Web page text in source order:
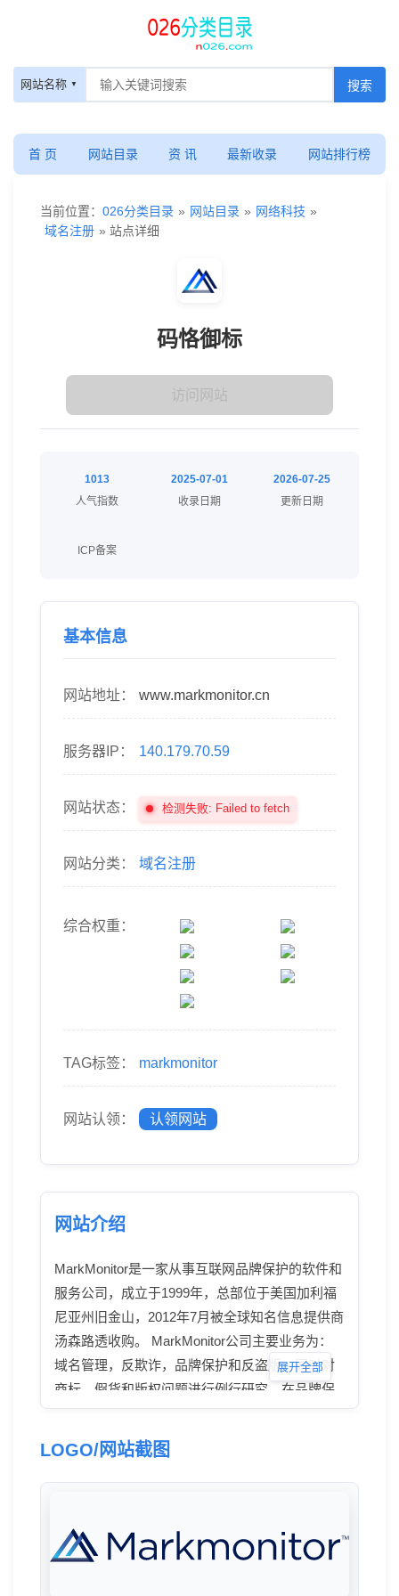
网站名称
首 页 网站目录 资 讯 最新收录 网站排行榜
当前位置： 026分类目录 » 网站目录 » 网络科技 »
域名注册 » 站点详细
码恪御标
访问网站
1013
人气指数
2025-07-01
收录日期
2026-07-25
更新日期
ICP备案
基本信息
网站地址： www.markmonitor.cn
服务器IP： 140.179.70.59
网站状态： 检测失败: Failed to fetch
网站分类： 域名注册
综合权重：
TAG标签： markmonitor
网站认领： 认领网站
网站介绍
MarkMonitor是一家从事互联网品牌保护的软件和
服务公司，成立于1999年，总部位于美国加利福
尼亚州旧金山，2012年7月被全球知名信息提供商
汤森路透收购。 MarkMonitor公司主要业务为：
域名管理，反欺诈，品牌保护和反盗版。同时对
商标、假货和版权问题进行例行研究。在品牌保
护和防止欺诈及版权方面拥有丰富经验。
Markmonitor被认为是目前最安全的域名注册商，
因此，世界500强网站中的22%域名托管于
markmonitor公司，包括apple、Google、
界知名企业。
展开全部
LOGO/网站截图